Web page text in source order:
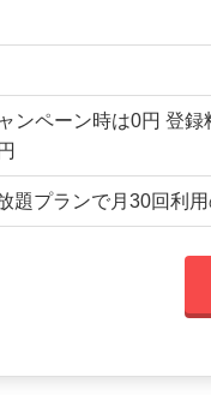
ンペーン時は0円 登
題プランで月30回利用